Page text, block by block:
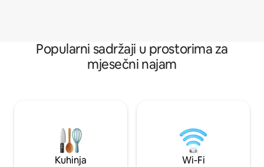
Popularni sadržaji u prostorima za
mjesečni najam
Kuhinja Wi-Fi